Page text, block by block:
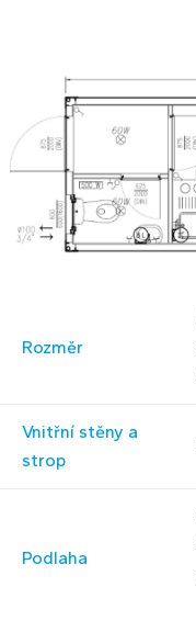
Rozměr
Vnitřní stěny a
strop
Podlaha